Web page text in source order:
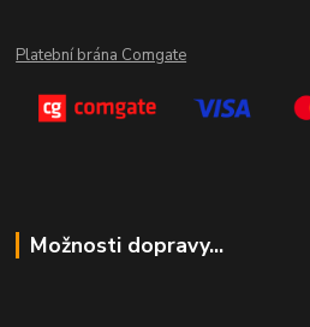
Platební brána Comgate
Možnosti dopravy...